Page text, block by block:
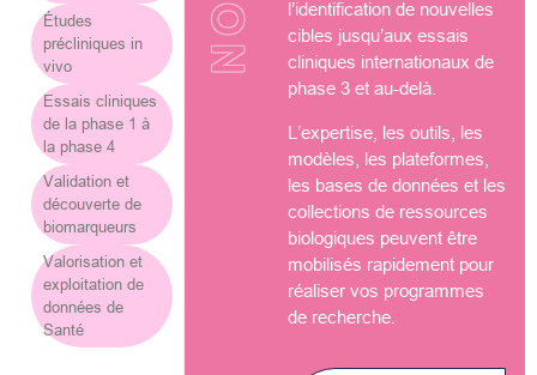
Études
précliniques in
vivo
Essais cliniques
de la phase 1 à
la phase 4
Validation et
découverte de
biomarqueurs
Valorisation et
exploitation de
données de
Santé
l’identification de nouvelles
cibles jusqu’aux essais
cliniques internationaux de
phase 3 et au-delà.
L’expertise, les outils, les
modèles, les plateformes,
les bases de données et les
collections de ressources
biologiques peuvent être
mobilisés rapidement pour
réaliser vos programmes
de recherche.